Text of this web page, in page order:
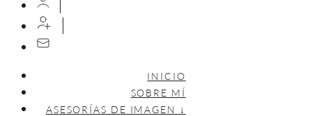
INICIO
SOBRE MÍ
ASESORÍAS DE IMAGEN ↓